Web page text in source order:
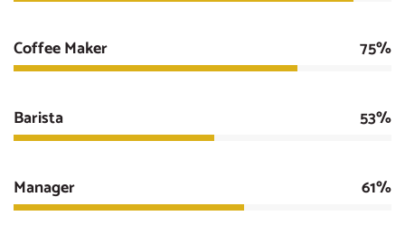
Coffee Maker 75%
Barista 53%
Manager 61%